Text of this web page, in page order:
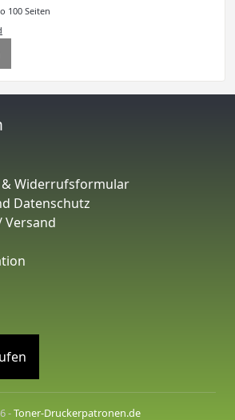
100 Seiten
Widerrufsformular
Datenschutz
Versand
-Toner-Druckerpatronen.de